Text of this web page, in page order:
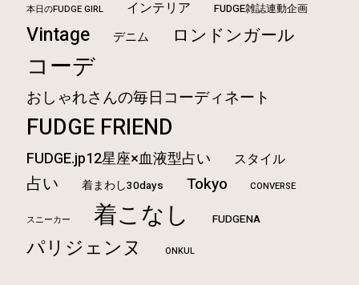
本日のFUDGE GIRL インテリア FUDGE雑誌連動企画
Vintage デニム ロンドンガール
コーデ
おしゃれさんの毎日コーディネート
FUDGE FRIEND
FUDGE.jp12星座×血液型占い スタイル
占い 着まわし30days Tokyo CONVERSE
スニーカー 着こなし FUDGENA
パリジェンヌ ONKUL